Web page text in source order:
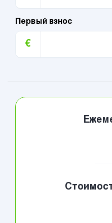
Первый взнос
€